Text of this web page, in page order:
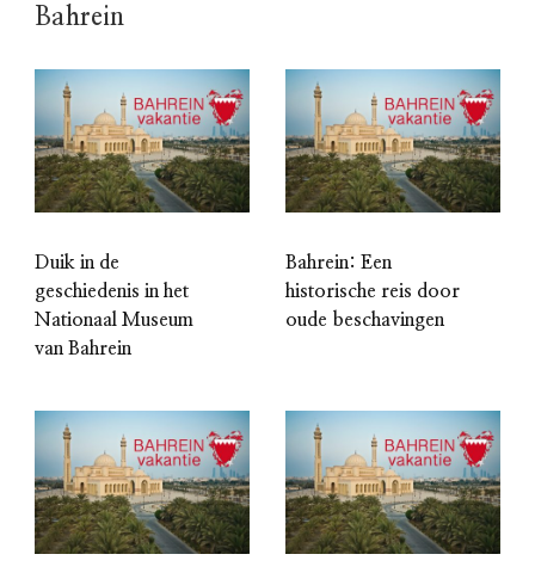
Bahrein
Duik in de
geschiedenis in het
Nationaal Museum
van Bahrein
Bahrein: Een
historische reis door
oude beschavingen